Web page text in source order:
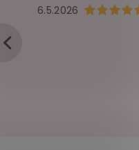
6.5.2026